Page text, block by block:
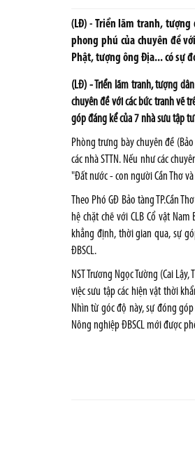
(LĐ) - Triển lãm tranh,
phong phú của chuyên đề
Phật, tượng ông Địa... có sự
(LĐ) - Triển lãm tranh, tượng
chuyên đề với các bức tranh vẽ
góp đáng kể của 7 nhà sưu tập
Phòng trưng bày chuyên đề
các nhà STTN. Nếu như các
"Đất nước - con người Cần Thơ
Theo Phó GĐ Bảo tàng TP.Cần
hệ chặt chẽ với CLB Cổ vật Nam
khẳng định, thời gian qua, sự
ĐBSCL.
NST Trương Ngọc Tường (Cai
việc sưu tập các hiện vật thời
Nhìn từ góc độ này, sự đóng
Nông nghiệp ĐBSCL mới được